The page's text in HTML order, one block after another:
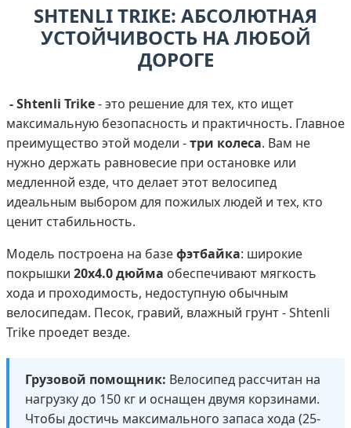
SHTENLI TRIKE: АБСОЛЮТНАЯ
УСТОЙЧИВОСТЬ НА ЛЮБОЙ
ДОРОГЕ
- Shtenli Trike- это решение для тех, кто ищет
максимальную безопасность и практичность. Главное
преимущество этой модели -три колеса. Вам не
нужно держать равновесие при остановке или
медленной езде, что делает этот велосипед
идеальным выбором для пожилых людей и тех, кто
ценит стабильность.
Модель построена на базефэтбайка: широкие
покрышки 20x4.0 дюйма обеспечивают мягкость
хода и проходимость, недоступную обычным
велосипедам. Песок, гравий, влажный грунт - Shtenli
Trike проедет везде.
Грузовой помощник: Велосипед рассчитан на
нагрузку до 150 кг и оснащен двумя корзинами.
Чтобы достичь максимального запаса хода (25-